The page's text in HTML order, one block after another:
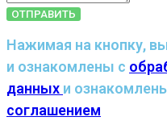
ОТПРАВИТЬ
Нажимая на кнопку,
и ознакомлены с
данных и
соглашением